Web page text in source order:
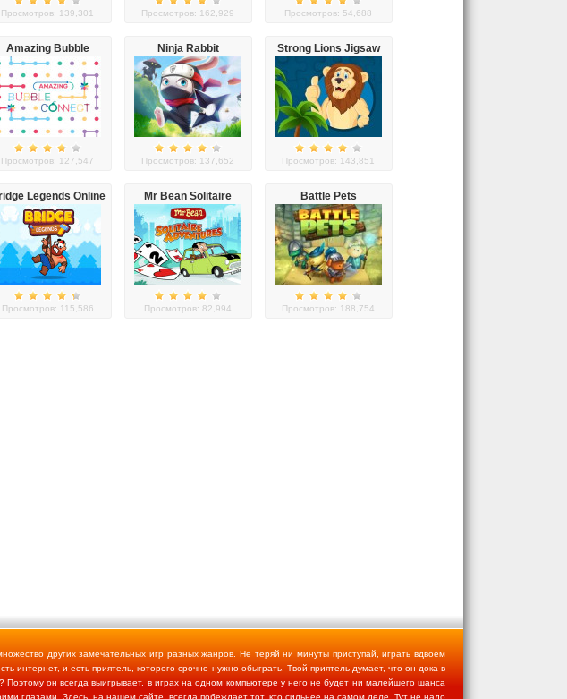
Просмотров: 139,301 Просмотров: 162,929 Просмотров: 54,688
Amazing Bubble
Connect
Просмотров: 127,547
Ninja Rabbit
Просмотров: 137,652
Strong Lions Jigsaw
Просмотров: 143,851
Legends Online
Просмотров: 115,586
Mr Bean Solitaire
Adventures
Просмотров: 82,994
Battle Pets
Просмотров: 188,754
других замечательных игр разных жанров. Не теряй ни минуты приступай, играть вдвоем
интернет, и есть приятель, которого срочно нужно обыграть. Твой приятель думает, что он дока в
он всегда выигрывает, в играх на одном компьютере у него не будет ни малейшего шанса
глазами. Здесь, на нашем сайте, всегда побеждает тот, кто сильнее на самом деле. Тут не надо